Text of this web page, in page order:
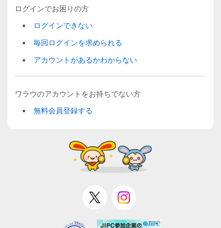
ログインでお困りの方
ログインできない
毎回ログインを求められる
アカウントがあるかわからない
ワラウのアカウントをお持ちでない方
無料会員登録する